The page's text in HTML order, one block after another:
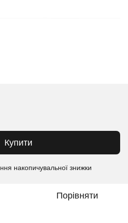
Купити
накопичувальної знижки
Порівняти